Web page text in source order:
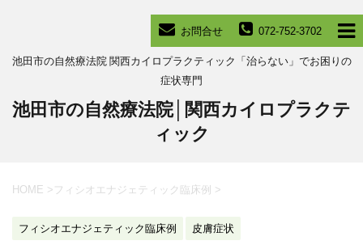
072-752-3702
お問合せ
池田市の自然療法院 関西カイロプラクティック「治らない」でお困りの
症状専門
池田市の自然療法院│関西カイロプラクテ
ィック
HOME > フィシオエナジェティック臨床例 >
フィシオエナジェティック臨床例 皮膚症状